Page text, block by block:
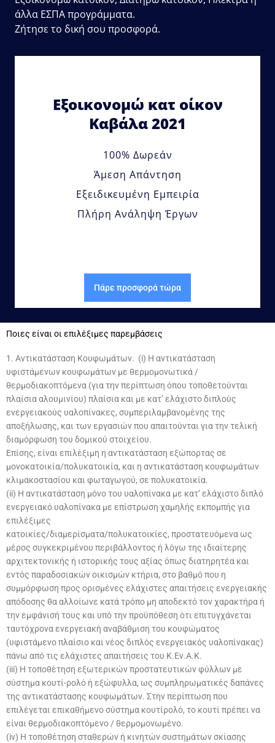
άλλα ΕΣΠΑ προγράμματα.
Ζήτησε το δική σου προσφορά.
Εξοικονομώ κατ οίκον
Καβάλα 2021
100% Δωρεάν
Άμεση Απάντηση
Εξειδικευμένη Εμπειρία
Πλήρη Ανάληψη Έργων
Πάρε προσφορά τώρα
Ποιες είναι οι επιλέξιμες παρεμβάσεις
1. Αντικατάσταση Κουφωμάτων. (i) Η αντικατάσταση
υφιστάμενων κουφωμάτων με θερμομονωτικά /
θερμοδιακοπτόμενα (για την περίπτωση όπου τοποθετούνται
πλαίσια αλουμινίου) πλαίσια και με κατ’ ελάχιστο διπλούς
ενεργειακούς υαλοπίνακες, συμπεριλαμβανομένης της
αποξήλωσης, και των εργασιών που απαιτούνται για την τελική
διαμόρφωση του δομικού στοιχείου.
Επίσης, είναι επιλέξιμη η αντικατάσταση εξώπορτας σε
μονοκατοικία/πολυκατοικία, και η αντικατάσταση κουφωμάτων
κλιμακοστασίου και φωταγωγού, σε πολυκατοικία.
(ii) Η αντικατάσταση μόνο του υαλοπίνακα με κατ’ ελάχιστο διπλό
ενεργειακό υαλοπίνακα με επίστρωση χαμηλής εκπομπής για
επιλέξιμες
κατοικίες/διαμερίσματα/πολυκατοικίες, προστατευόμενα ως
μέρος συγκεκριμένου περιβάλλοντος ή λόγω της ιδιαίτερης
αρχιτεκτονικής ή ιστορικής τους αξίας όπως διατηρητέα και
εντός παραδοσιακών οικισμών κτήρια, στο βαθμό που η
συμμόρφωση προς ορισμένες ελάχιστες απαιτήσεις ενεργειακής
απόδοσης θα αλλοίωνε κατά τρόπο μη αποδεκτό τον χαρακτήρα ή
την εμφάνισή τους και υπό την προϋπόθεση ότι επιτυγχάνεται
ταυτόχρονα ενεργειακή αναβάθμιση του κουφώματος
(υφιστάμενο πλαίσιο και νέος διπλός ενεργειακός υαλοπίνακας)
πάνω από τις ελάχιστες απαιτήσεις του Κ.Εν.Α.Κ.
(iii) Η τοποθέτηση εξωτερικών προστατευτικών φύλλων με
σύστημα κουτί-ρολό ή εξώφυλλα, ως συμπληρωματικές δαπάνες
της αντικατάστασης κουφωμάτων. Στην περίπτωση που
επιλέγεται επικαθήμενο σύστημα κουτίρολό, το κουτί πρέπει να
είναι θερμοδιακοπτόμενο / θερμομονωμένο.
(iv) Η τοποθέτηση σταθερών ή κινητών συστημάτων σκίασης